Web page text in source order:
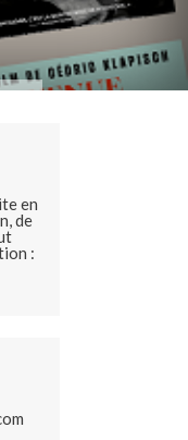
en
de
: